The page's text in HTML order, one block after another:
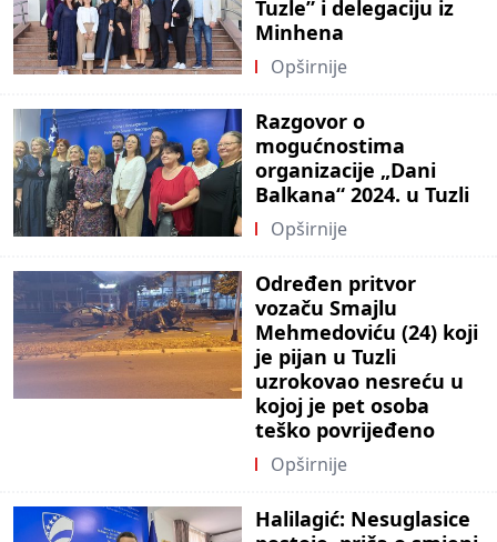
Tuzle” i delegaciju iz
Minhena
Opširnije
Razgovor o
mogućnostima
organizacije „Dani
Balkana“ 2024. u Tuzli
Opširnije
Određen pritvor
vozaču Smajlu
Mehmedoviću (24) koji
je pijan u Tuzli
uzrokovao nesreću u
kojoj je pet osoba
teško povrijeđeno
Opširnije
Halilagić: Nesuglasice